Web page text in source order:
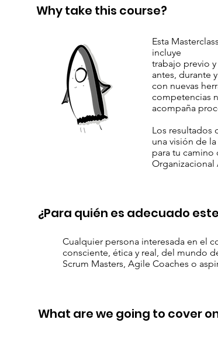
Why take this course?
Esta
incluye
trabajo previo
antes, durante
con nuevas
competencias
acompaña
Los resultados
una visión de
para tu camino
Organizacional
¿Para quién es adecuado
What are we going to cover
Cualquier persona interesada en el
consciente, ética y real, del mundo
Scrum Masters, Agile Coaches o